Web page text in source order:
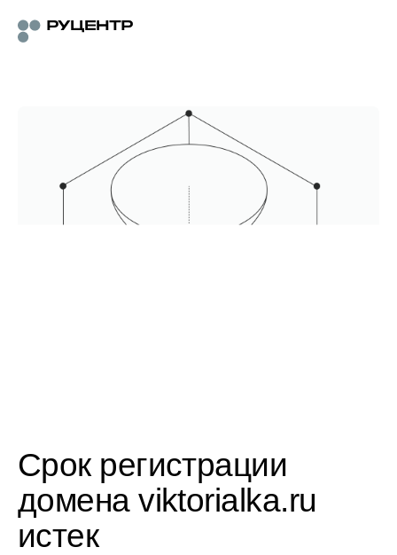
Срок регистрации
домена viktorialka.ru
истек